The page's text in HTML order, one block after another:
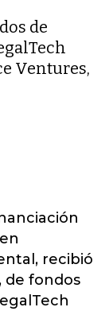
de
Ventures,
recibió
de fondos